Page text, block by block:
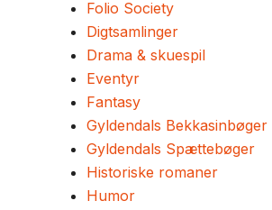
Folio Society
Digtsamlinger
Drama & skuespil
Eventyr
Fantasy
Gyldendals Bekkasinbøger
Gyldendals Spættebøger
Historiske romaner
Humor